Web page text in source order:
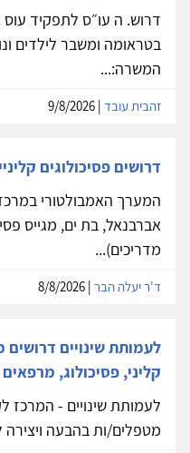
דרוש. ה עו״ס לתפקיד
בטראומה ומשבר לילדים
המשרה:...
זהבית עובד
דרושים פסיכולוגים
המערך האמבולטורי
אברבנאל, בת ים, מגייס
מדריכים)...
ד'ר יעלה הבר
לעמותת שינויים
קליני, פסיכולוג,
לעמותת שינויים - המרכז
מטפלים/ות בהבעה ויצירה